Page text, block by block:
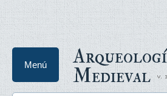
Medieval
Menú